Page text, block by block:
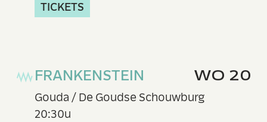
TICKETS
WO 20
FRANKENSTEIN
Gouda / De Goudse Schouwburg
20:30u